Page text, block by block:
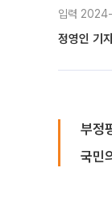
입력
정영인 기
부정
국민